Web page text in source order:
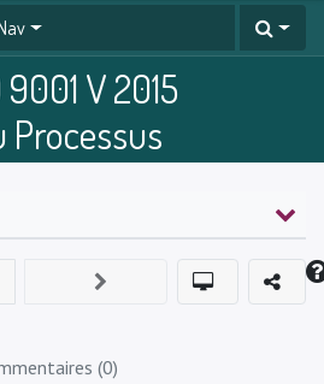
V 2015
Processus
(0)